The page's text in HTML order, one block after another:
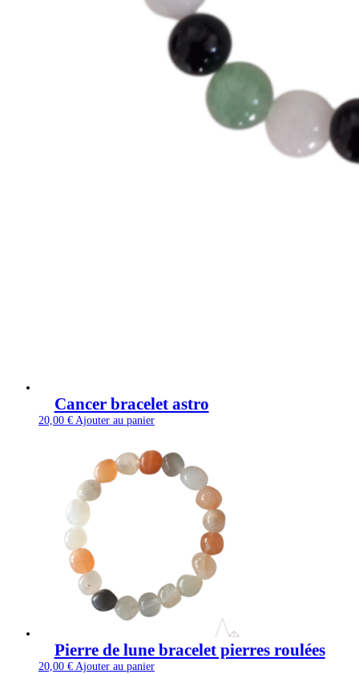
Cancer bracelet astro
20,00 € Ajouter au panier
Pierre de lune bracelet pierres roulées
20,00 € Ajouter au panier